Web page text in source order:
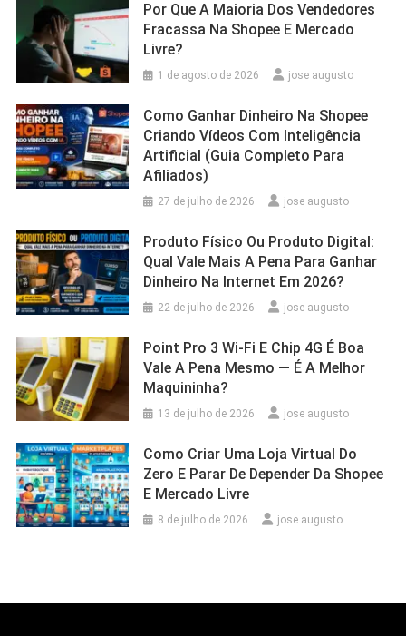
Por Que A Maioria Dos Vendedores
Fracassa Na Shopee E Mercado
Livre?
1 de agosto de 2026 jose augusto
Como Ganhar Dinheiro Na Shopee
Criando Vídeos Com Inteligência
Artificial (Guia Completo Para
Afiliados)
27 de julho de 2026 jose augusto
Produto Físico Ou Produto Digital:
Qual Vale Mais A Pena Para Ganhar
Dinheiro Na Internet Em 2026?
22 de julho de 2026 jose augusto
Point Pro 3 Wi‑Fi E Chip 4G É Boa
Vale A Pena Mesmo — É A Melhor
Maquininha?
13 de julho de 2026 jose augusto
Como Criar Uma Loja Virtual Do
Zero E Parar De Depender Da Shopee
E Mercado Livre
8 de julho de 2026 jose augusto